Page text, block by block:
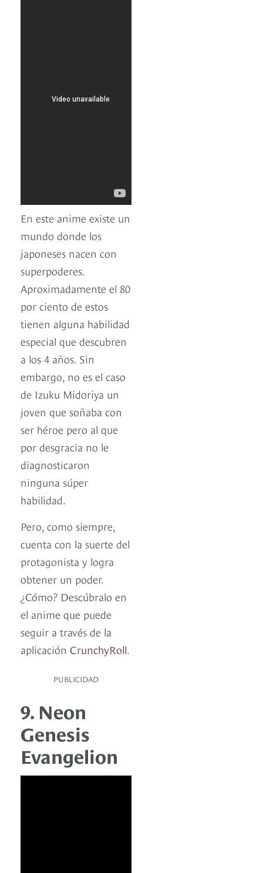
En este anime existe un
mundo donde los
japoneses nacen con
superpoderes.
Aproximadamente el 80
por ciento de estos
tienen alguna habilidad
especial que descubren
a los 4 años. Sin
embargo, no es el caso
de Izuku Midoriya un
joven que soñaba con
ser héroe pero al que
por desgracia no le
diagnosticaron
ninguna súper
habilidad.
Pero, como siempre,
cuenta con la suerte del
protagonista y logra
obtener un poder.
¿Cómo? Descúbralo en
el anime que puede
seguir a través de la
aplicación CrunchyRoll.
PUBLICIDAD
9. Neon
Genesis
Evangelion